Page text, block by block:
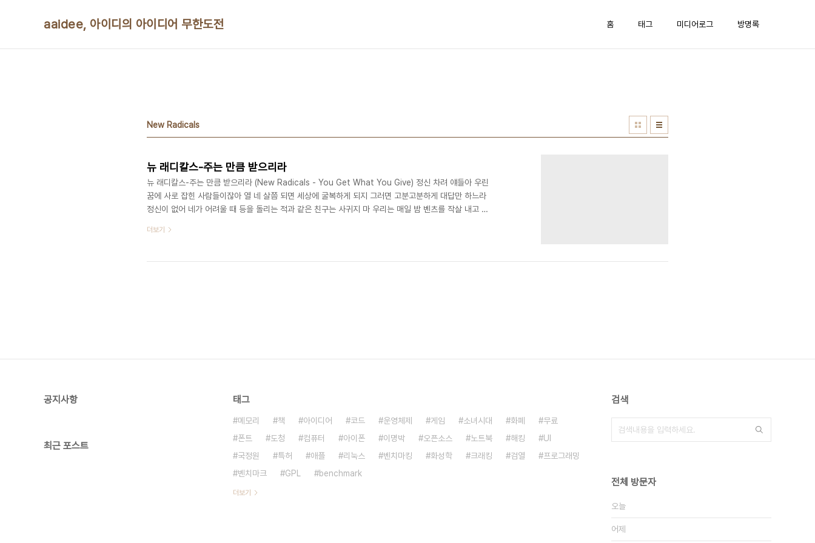
aaidee, 아이디의 아이디어 무한도전 홈 태그 미디어로그 방명록
New Radicals
뉴 래디칼스-주는 만큼 받으리라
뉴 래디칼스-주는 만큼 받으리라 (New Radicals - You Get What You Give) 정신 차려 얘들아 우린
꿈에 사로 잡힌 사람들이잖아 열 네 살쯤 되면 세상에 굴복하게 되지 그러면 고분고분하게 대답만 하느라
정신이 없어 네가 어려울 때 등을 돌리는 적과 같은 친구는 사귀지 마 우리는 매일 밤 벤츠를 작살 내고 일
는 것 같아도 견뎌야 해 후렴 너에겐 음악적 재능이 있잖아 포기 하지마 넌 음악에 소질이 있어 아직 못다
실을 잊지 마 새벽 네 시에 우린 엄청 달렸어 돈 한푼없는 빈털터..
더보기
공지사항
최근 포스트
태그
메모리 책 아이디어 코드 운영체제 게임 소녀시대 화폐
무료
폰트
도청 컴퓨터 아이폰 이명박 오픈소스 노트북 해킹
UI
국정원
특허 애플 리눅스 벤치마킹 화성학 크래킹 검열
프로그래밍
벤치마크
GPL benchmark
더보기
검색
전체 방문자
오늘
어제